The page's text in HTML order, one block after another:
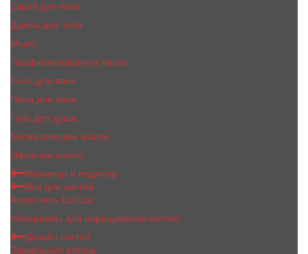
Скраб для тела
Дымка для тела
Мыло
Парфюмированное мыло
Соль для ванн
Пена для ванн
Гель для душа
Косметическое масло
Эфирное масло
Маникюр и педикюр
Все для ногтей
Акрил гель LoriLac
Материалы для наращивания ногтей
Дизайн ногтей
Зеркальная втирка